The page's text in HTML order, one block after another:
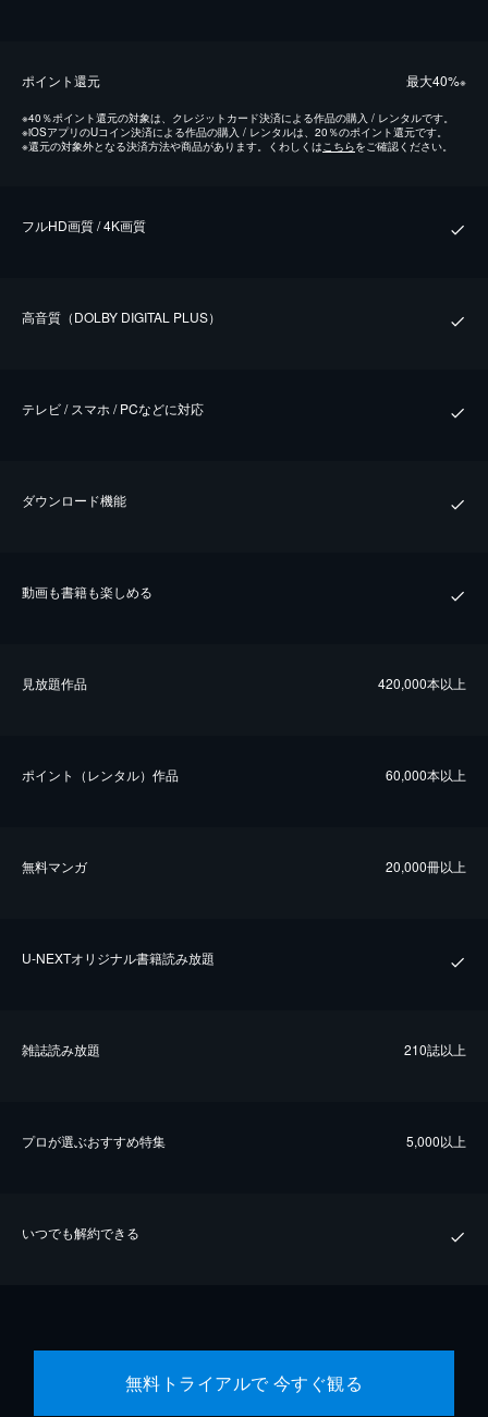
ポイント還元 最⼤40%※
※40％ポイント還元の対象は、クレジットカード決済による作品の購入 / レンタルです。
※iOSアプリのUコイン決済による作品の購入 / レンタルは、20％のポイント還元です。
※還元の対象外となる決済方法や商品があります。くわしくはこちらをご確認ください。
フルHD画質 / 4K画質
⾼⾳質（DOLBY DIGITAL PLUS）
テレビ / スマホ / PCなどに対応
ダウンロード機能
動画も書籍も楽しめる
⾒放題作品 420,000本以上
ポイント（レンタル）作品 60,000本以上
無料マンガ 20,000冊以上
U-NEXTオリジナル書籍読み放題
雑誌読み放題 210誌以上
プロが選ぶおすすめ特集 5,000以上
いつでも解約できる
無料トライアルで 今すぐ観る